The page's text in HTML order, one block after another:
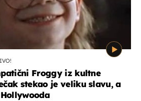
Froggy iz kultne
stekao je veliku slavu, a